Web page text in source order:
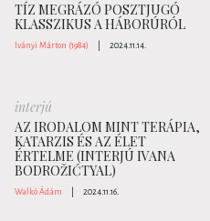
TÍZ MEGRÁZÓ POSZTJUGÓ
KLASSZIKUS A HÁBORÚRÓL
Iványi Márton (1984) 2024.11.14.
interjú
AZ IRODALOM MINT TERÁPIA,
KATARZIS ÉS AZ ÉLET
ÉRTELME (INTERJÚ IVANA
BODROŽIĆTYAL)
Walkó Ádám 2024.11.16.